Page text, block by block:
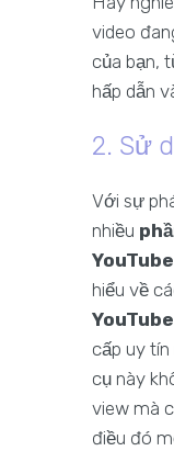
video
của bạn,
hấp dẫn
2. Sử
Với sự
nhiều
YouTube
hiểu về
cấp uy
cụ này
view mà
điều đó